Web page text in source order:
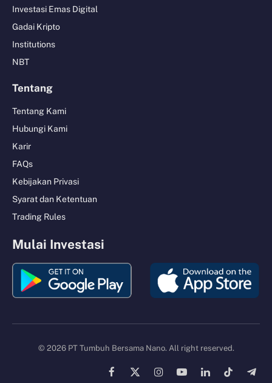
Investasi Emas Digital
Gadai Kripto
Institutions
NBT
Tentang
Tentang Kami
Hubungi Kami
Karir
FAQs
Kebijakan Privasi
Syarat dan Ketentuan
Trading Rules
Mulai Investasi
© 2026 PT Tumbuh Bersama Nano. All right reserved.
Facebook
X InstagramYouTubeLinkedInTikTok